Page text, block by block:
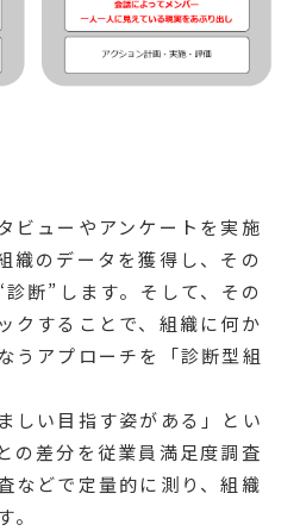
ビューやアンケートを実施
織のデータを獲得し、その
断”します。そして、その
クすることで、組織に何か
うアプローチを「診断型組
しい目指す姿がある」とい
の差分を従業員満足度調査
などで定量的に測り、組織